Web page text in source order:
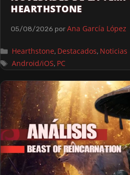
HEARTHSTONE
05/08/2026 porAna García López
Hearthstone, Destacados, Noticias
Android/iOS, PC